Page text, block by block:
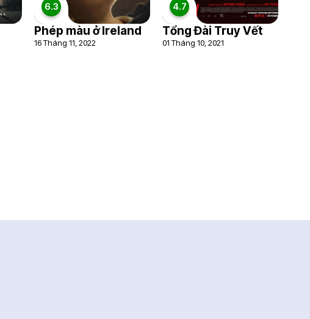
6.3
Phép màu ở Ireland
16 Tháng 11, 2022
4.7
Tổng Đài Truy Vết
01 Tháng 10, 2021